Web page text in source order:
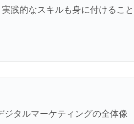
践的なスキルも身に付けること
タルマーケティングの全体像